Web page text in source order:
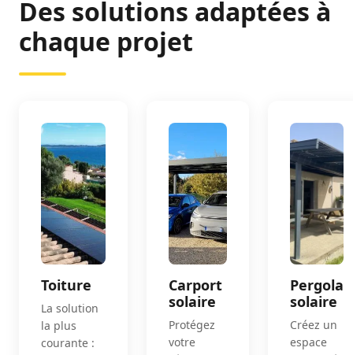
Des solutions adaptées à
chaque projet
Toiture
La solution
la plus
courante :
Carport
solaire
Protégez
votre
Pergola
solaire
Créez un
espace